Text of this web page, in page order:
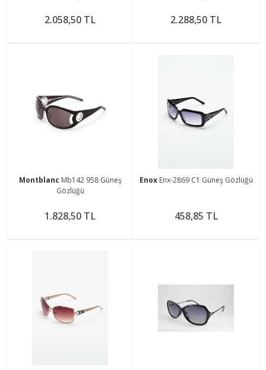
2.058,50 TL 2.288,50 TL
Montblanc Mb142 958 Güneş
Gözlüğü
1.828,50 TL
Enox Enx-2869 C1 Güneş Gözlüğü
458,85 TL